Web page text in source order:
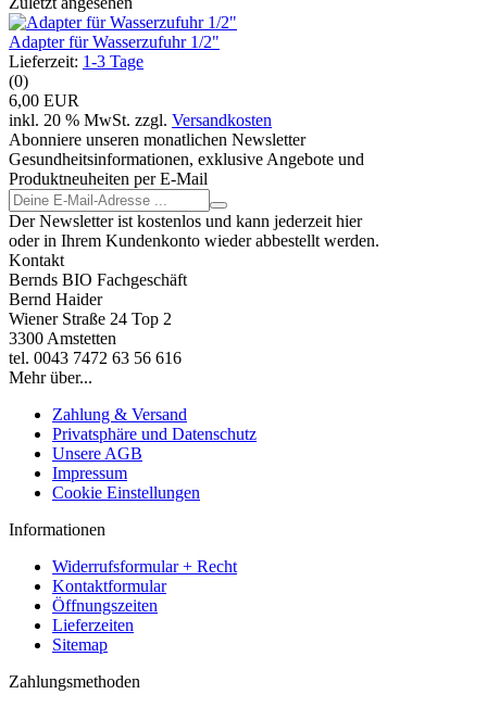
Adapter für Wasserzufuhr 1/2"
Lieferzeit: 1-3 Tage
(0)
6,00 EUR
inkl. 20 % MwSt. zzgl. Versandkosten
Abonniere unseren monatlichen Newsletter
Gesundheitsinformationen, exklusive Angebote und
Produktneuheiten per E-Mail
Der Newsletter ist kostenlos und kann jederzeit hier
oder in Ihrem Kundenkonto wieder abbestellt werden.
Kontakt
Bernds BIO Fachgeschäft
Bernd Haider
Wiener Straße 24 Top 2
3300 Amstetten
tel. 0043 7472 63 56 616
Mehr über...
Zahlung & Versand
Privatsphäre und Datenschutz
Unsere AGB
Impressum
Cookie Einstellungen
Informationen
Widerrufsformular + Recht
Kontaktformular
Öffnungszeiten
Lieferzeiten
Sitemap
Zahlungsmethoden